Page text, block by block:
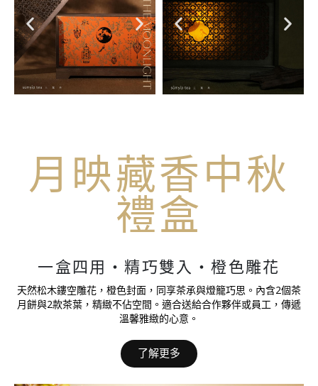
月映藏香中秋
禮盒
一盒四用・精巧雙入・橙色雕花
天然松木鏤空雕花，橙色封面，同享茶承與燈籠巧思。內含2個茶
月餅與2款茶葉，精緻不佔空間。適合送給合作夥伴或員工，傳遞
溫馨雅緻的心意。
了解更多